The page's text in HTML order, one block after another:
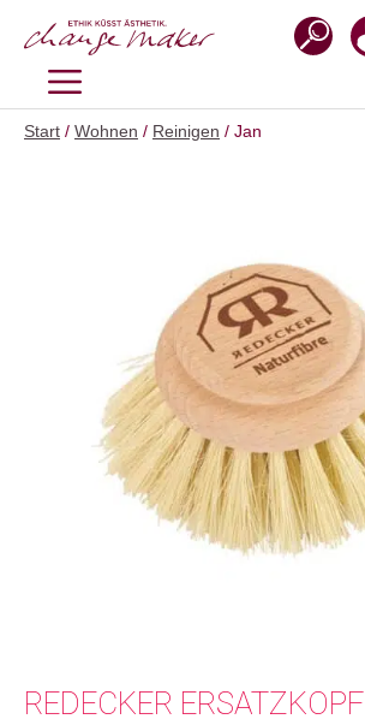
Inhalt
MENÜ
Start / Wohnen / Reinigen / Jan
REDECKER ERSATZKOPF